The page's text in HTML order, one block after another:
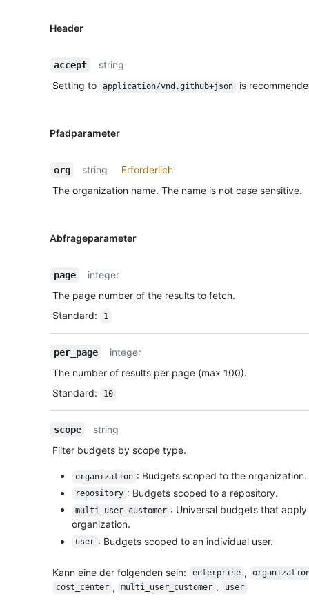
Header
accept
string
Setting to
application/vnd.github+json is
Pfadparameter
org string
Erforderlich
The organization name. The name is not case sensitive.
Abfrageparameter
page
integer
The page number of the results to fetch.
Standard: 1
per_page
integer
The number of results per page (max 100).
Standard: 10
scope
string
Filter budgets by scope type.
organization : Budgets scoped to the organization.
repository : Budgets scoped to a repository.
multi_user_customer : Universal budgets that
organization.
user : Budgets scoped to an individual user.
Kann eine der folgenden sein: enterprise ,
cost_center , multi_user_customer , user